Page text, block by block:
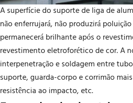
A superfície do suporte de liga de
não enferrujará, não produzirá
permanecerá brilhante após o
revestimento eletroforético de cor. A
interpenetração e soldagem entre
suporte, guarda-corpo e corrimão
resistência ao impacto, etc.